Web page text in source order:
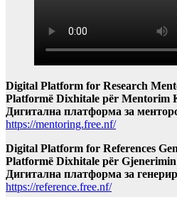
Digital Platform for Research
Platformë Dixhitale për Mentorim
Дигитална платформа за
https://mentoring.free.nf/
Digital Platform for References
Platformë Dixhitale për Gjenerimin
Дигитална платформа за
https://reference.free.nf/